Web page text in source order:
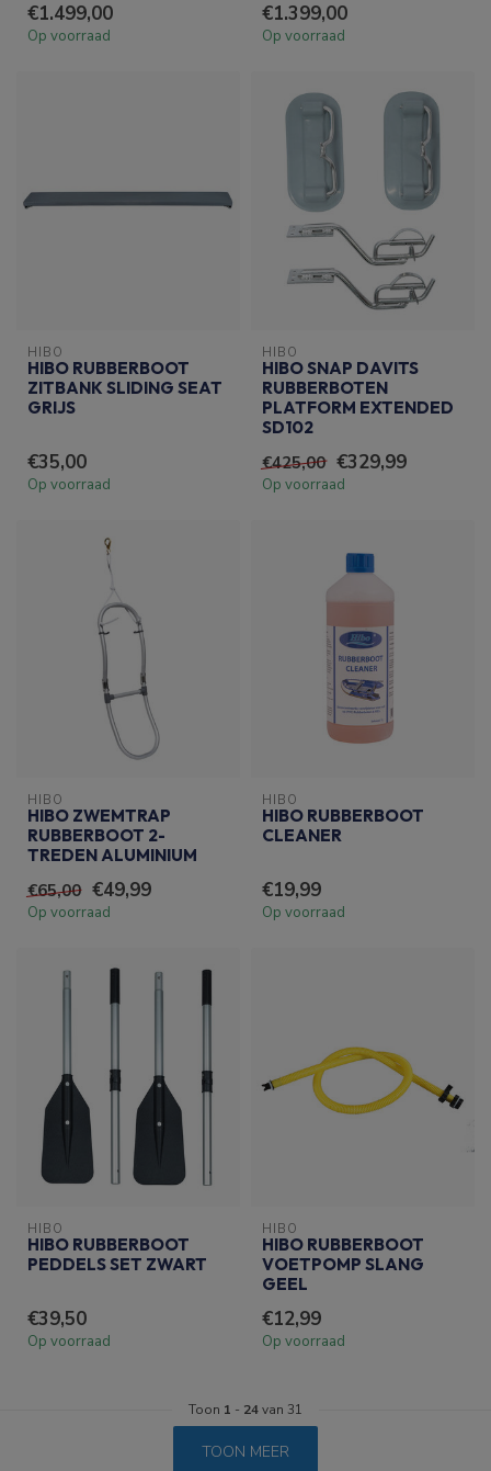
€1.499,00
Op voorraad
€1.399,00
Op voorraad
HIBO
HIBO RUBBERBOOT
ZITBANK SLIDING SEAT
GRIJS
€35,00
Op voorraad
HIBO
HIBO SNAP DAVITS
RUBBERBOTEN
PLATFORM EXTENDED
SD102
€425,00 €329,99
Op voorraad
HIBO
HIBO ZWEMTRAP
RUBBERBOOT 2-
TREDEN ALUMINIUM
€65,00 €49,99
Op voorraad
HIBO
HIBO RUBBERBOOT
CLEANER
€19,99
Op voorraad
HIBO
HIBO RUBBERBOOT
PEDDELS SET ZWART
€39,50
Op voorraad
HIBO
HIBO RUBBERBOOT
VOETPOMP SLANG
GEEL
€12,99
Op voorraad
Toon 1 - 24van 31
TOON MEER